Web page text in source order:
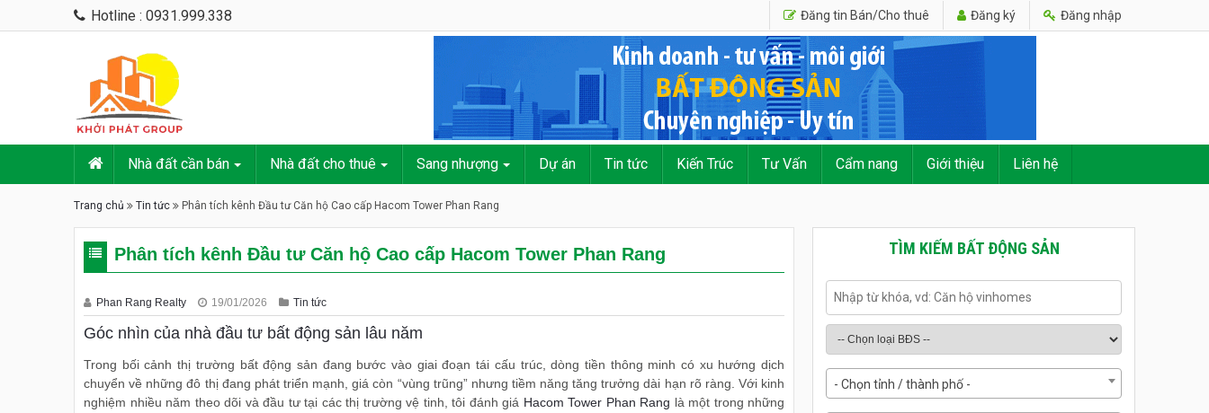
Hotline : 0931.999.338 Đăng tin Bán/Cho thuê Đăng ký Đăng nhập
Nhà đất cần bán Nhà đất cho thuê Sang nhượng Dự án Tin tức Kiến Trúc Tư Vấn Cẩm nang Giới thiệu Liên hệ
Trang chủ Tin tức Phân tích kênh Đầu tư Căn hộ Cao cấp Hacom Tower Phan Rang
Phân tích kênh Đầu tư Căn hộ Cao cấp Hacom Tower Phan Rang
Phan Rang Realty 19/01/2026 Tin tức
Góc nhìn của nhà đầu tư bất động sản lâu năm
Trong bối cảnh thị trường bất động sản đang bước vào giai đoạn tái cấu trúc, dòng tiền thông minh có xu hướng dịch
chuyển về những đô thị đang phát triển mạnh, giá còn “vùng trũng” nhưng tiềm năng tăng trưởng dài hạn rõ ràng. Với kinh
nghiệm nhiều năm theo dõi và đầu tư tại các thị trường vệ tinh, tôi đánh giá Hacom Tower Phan Rang là một trong những
TÌM KIẾM BẤT ĐỘNG SẢN
- Chọn tỉnh / thành phố -